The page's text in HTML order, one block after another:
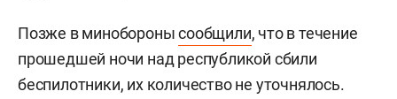
Позже в миноборонысообщили, что в течение
прошедшей ночи над республикой сбили
беспилотники, их количество не уточнялось.